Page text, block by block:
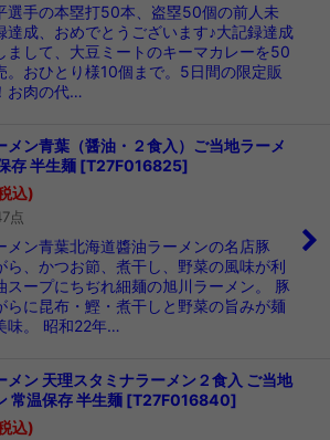
選手の本塁打50本、盗塁50個の前人未
達成、おめでとうございます♪大記録達成
まして、大豆ミートのキーマカレーを50
。おひとり様10個まで。5日間の限定販
お肉の代…
メン青葉（醤油・２食入）ご当地ラーメ
存 半生麺 [T27F016825]
込)
点
メン青葉北海道醬油ラーメンの名店豚
ら、かつお節、煮干し、野菜の風味が利
スープにちぢれ細麺の旭川ラーメン。 豚
らに昆布・鰹・煮干しと野菜の旨みが麺
味。 昭和22年…
メン 天理スタミナラーメン２食入 ご当地
常温保存 半生麺 [T27F016840]
込)